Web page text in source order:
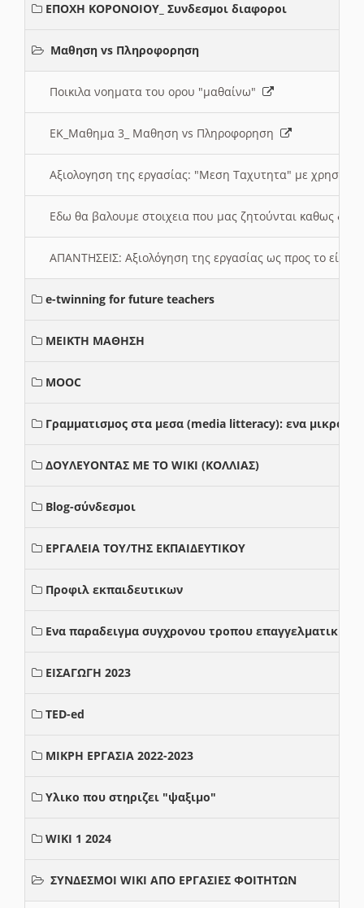
ΕΠΟΧΗ ΚΟΡΟΝΟΙΟΥ_ Συνδεσμοι διαφοροι
Μαθηση vs Πληροφορηση
Ποικιλα νοηματα του ορου "μαθαίνω"
ΕΚ_Μαθημα 3_ Μαθηση vs Πληροφορηση
Αξιολογηση της εργασίας: "Μεση Ταχυτητα" με χρηση
Εδω θα βαλουμε στοιχεια που μας ζητούνται καθως
ΑΠΑΝΤΗΣΕΙΣ: Αξιολόγηση της εργασίας ως προς το
e-twinning for future teachers
ΜΕΙΚΤΗ ΜΑΘΗΣΗ
MOOC
Γραμματισμος στα μεσα (media litteracy): ενα μικρο
ΔΟΥΛΕΥΟΝΤΑΣ ΜΕ ΤΟ WIKI (ΚΟΛΛΙΑΣ)
Blog-σύνδεσμοι
ΕΡΓΑΛΕΙΑ ΤΟΥ/ΤΗΣ ΕΚΠΑΙΔΕΥΤΙΚΟΥ
Προφιλ εκπαιδευτικων
Ενα παραδειγμα συγχρονου τροπου επαγγελματικης
ΕΙΣΑΓΩΓΗ 2023
TED-ed
ΜΙΚΡΗ ΕΡΓΑΣΙΑ 2022-2023
Υλικο που στηριζει "ψαξιμο"
WIKI 1 2024
ΣΥΝΔΕΣΜΟΙ WIKI ΑΠΟ ΕΡΓΑΣΙΕΣ ΦΟΙΤΗΤΩΝ